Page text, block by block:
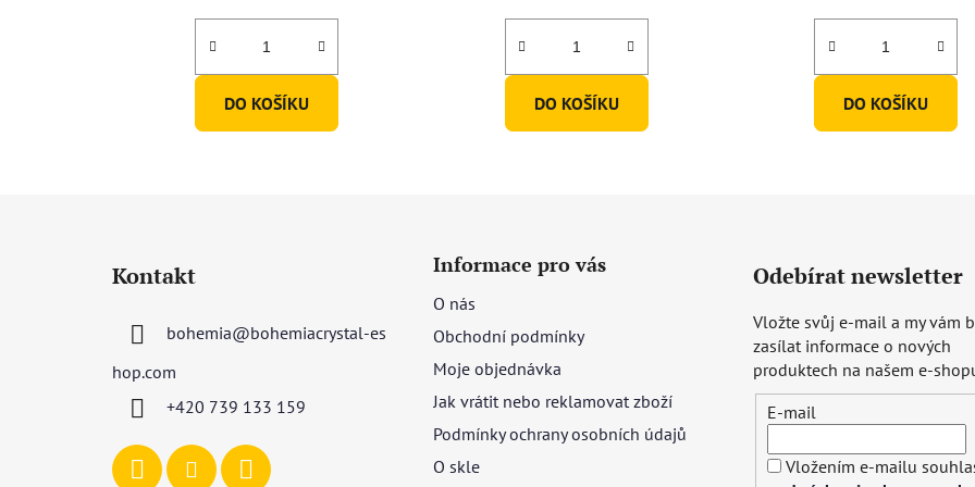
DO KOŠÍKU DO KOŠÍKU DO KOŠÍKU
Kontakt
bohemia@bohemiacrystal-es
hop.com
+420 739 133 159
Informace pro vás
O nás
Obchodní podmínky
Moje objednávka
Jak vrátit nebo reklamovat zboží
Podmínky ochrany osobních údajů
O skle
Odebírat newsletter
Vložte svůj e-mail a my vám
zasílat informace o nových
produktech na našem e-
E-mail
Vložením e-mailu